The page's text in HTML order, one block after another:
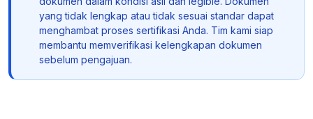
yang tidak lengkap atau tidak sesuai standar dapat
menghambat proses sertifikasi Anda. Tim kami siap
membantu memverifikasi kelengkapan dokumen
sebelum pengajuan.